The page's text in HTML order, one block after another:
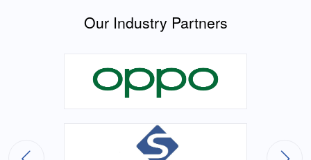
Our Industry Partners